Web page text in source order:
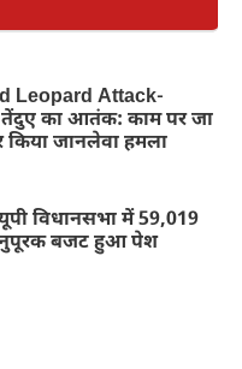
Leopard Attack-
तेंदुए का आतंक: काम पर जा
किया जानलेवा हमला
विधानसभा में 59,019
बजट हुआ पेश